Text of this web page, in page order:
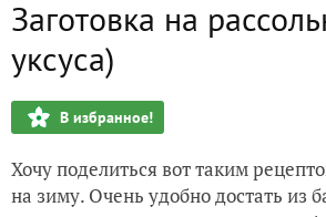
Простой и очень вкусный пирог с
Лук севок
Рецепт вкусных помидоров!
Помогите спасти огурцы
Заготовка на
уксуса)
В избранное!
Хочу поделиться вот таким
на зиму. Очень удобно достать из